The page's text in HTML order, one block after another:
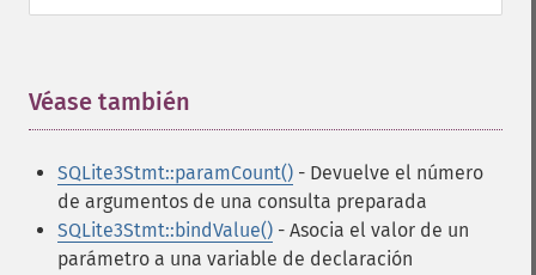
Véase también
SQLite3Stmt::paramCount() - Devuelve el número
de argumentos de una consulta preparada
SQLite3Stmt::bindValue() - Asocia el valor de un
parámetro a una variable de declaración